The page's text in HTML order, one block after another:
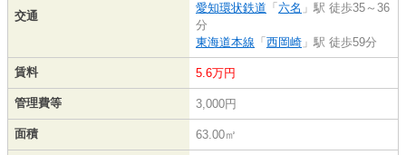
交通
愛知環状鉄道 「 六名 」駅 徒歩35～36
分
東海道本線 「 西岡崎 」駅 徒歩59分
賃料 5.6万円
管理費等 3,000円
面積 63.00㎡